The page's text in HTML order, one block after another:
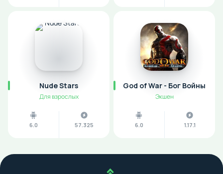
Nude Stars
Для взрослых
6.0 57.325
God of War - Бог Войны
Экшен
6.0 1.17.1